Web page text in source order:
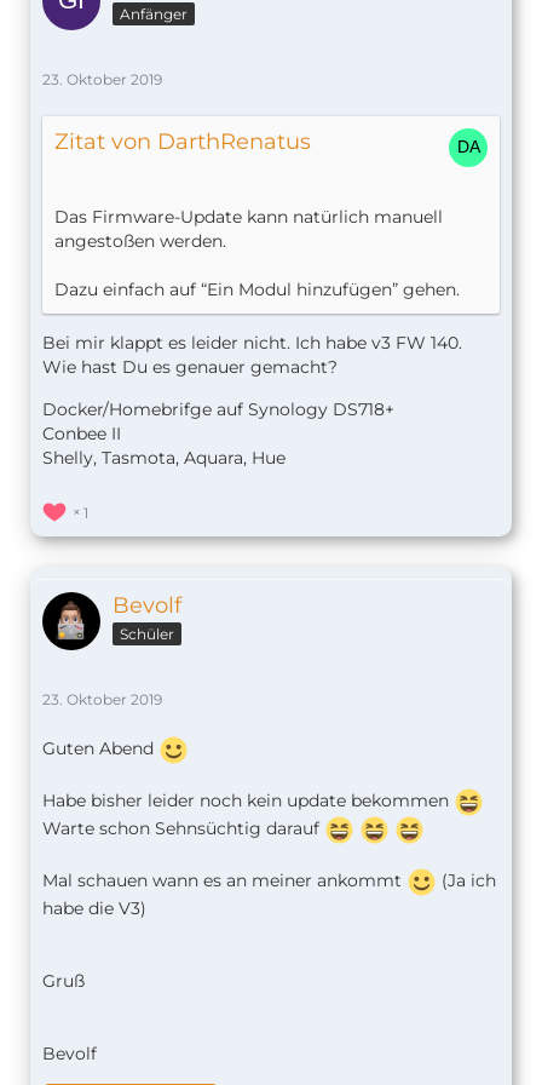
Anfänger
23. Oktober 2019
Zitat von DarthRenatus
Das Firmware-Update kann natürlich manuell
angestoßen werden.
Dazu einfach auf “Ein Modul hinzufügen” gehen.
Bei mir klappt es leider nicht. Ich habe v3 FW 140.
Wie hast Du es genauer gemacht?
Docker/Homebrifge auf Synology DS718+
Conbee II
Shelly, Tasmota, Aquara, Hue
1
Bevolf
Schüler
23. Oktober 2019
Guten Abend
Habe bisher leider noch kein update bekommen
Warte schon Sehnsüchtig darauf
Mal schauen wann es an meiner ankommt
(Ja ich
habe die V3)
Gruß
Bevolf